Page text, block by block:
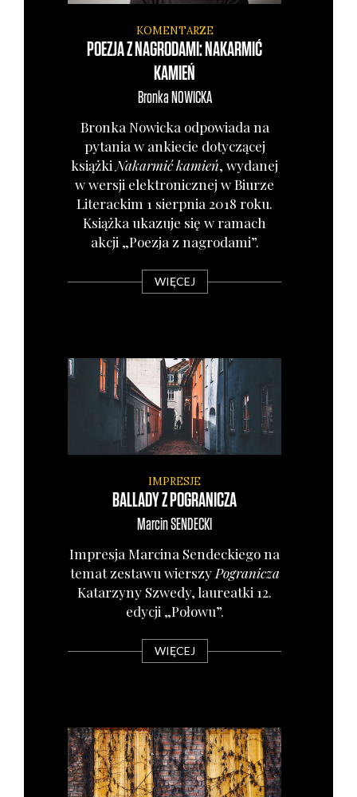
KOMENTARZE
POEZJA Z NAGRODAMI: NAKARMIĆ
KAMIEŃ
Bronka NOWICKA
Bron­ka Nowic­ka odpo­wia­da na
pyta­nia w ankie­cie doty­czą­cej
książ­ki Nakar­mić kamień, wyda­nej
w wer­sji elek­tro­nicz­nej w Biu­rze
Lite­rac­kim 1 sierp­nia 2018 roku.
Książ­ka uka­zu­je się w ramach
akcji „Poezja z nagro­da­mi”.
WIĘCEJ
IMPRESJE
BALLADY Z POGRANICZA
MarcinSENDECKI
Impre­sja Mar­ci­na Sen­dec­kie­go na
temat zesta­wu wier­szy Pogra­ni­cza
Kata­rzy­ny Szwe­dy, lau­re­at­ki 12.
edy­cji „Poło­wu”.
WIĘCEJ